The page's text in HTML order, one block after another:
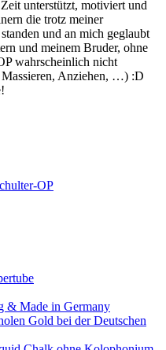
unterstützt, motiviert und
die trotz meiner
und an mich geglaubt
und meinem Bruder, ohne
wahrscheinlich nicht
Massieren, Anziehen, …) :D
OP
& Made in Germany
Gold bei der Deutschen